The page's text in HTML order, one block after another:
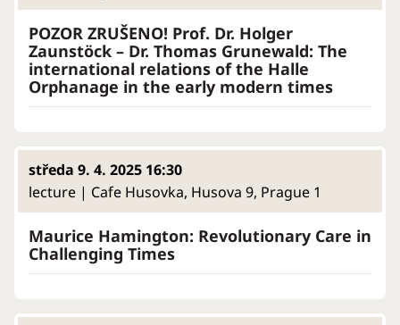
POZOR ZRUŠENO! Prof. Dr. Holger
Zaunstöck – Dr. Thomas Grunewald: The
international relations of the Halle
Orphanage in the early modern times
středa 9. 4. 2025 16:30
lecture | Cafe Husovka, Husova 9, Prague 1
Maurice Hamington: Revolutionary Care in
Challenging Times